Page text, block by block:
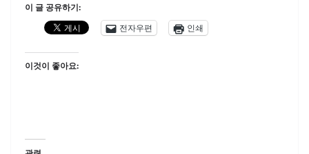
이 글 공유하기:
전자우편
인쇄
이것이 좋아요: